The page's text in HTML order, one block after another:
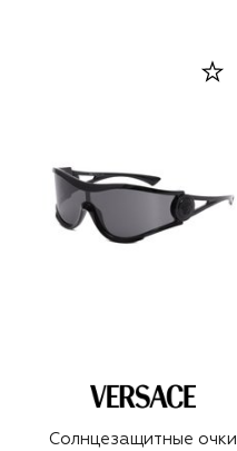
Солнцезащитные очки